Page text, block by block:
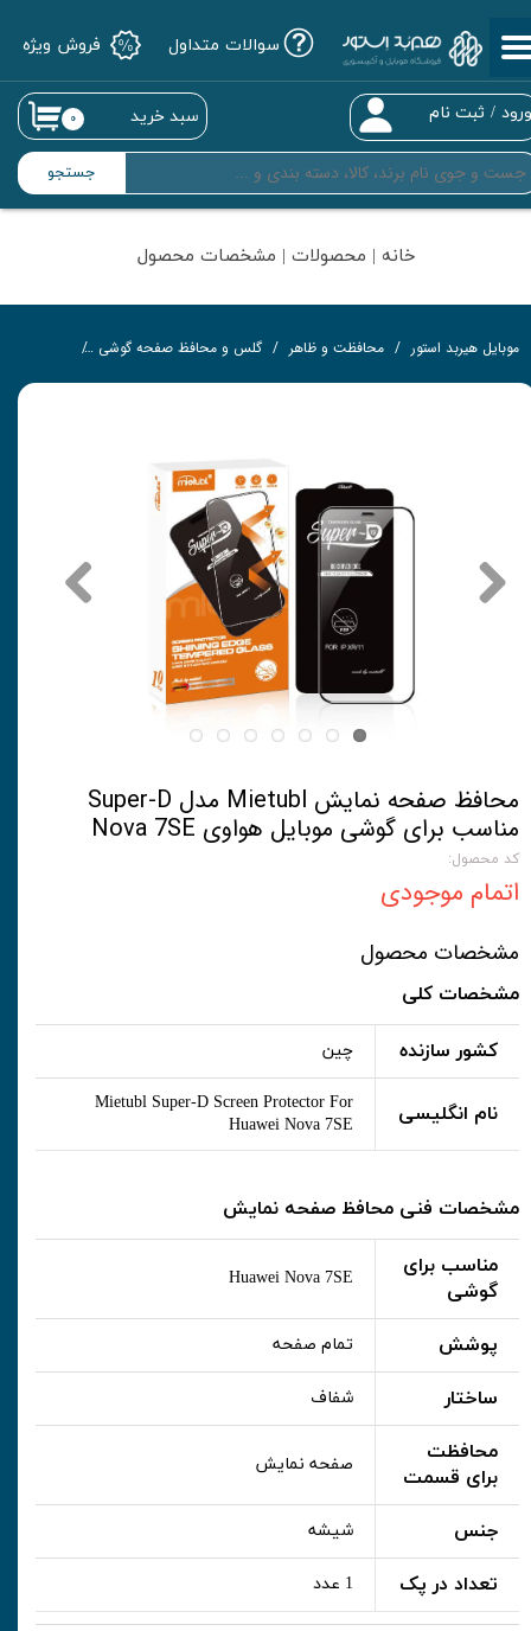
جستجو
/ ثبت نام
حساب کاربری من
تغییر گذر واژه
سفارشات
خروج از حساب کاربری
۰ سبد خرید
سوالات متداول فروش ویژه
خانه | محصولات | مشخصات محصول
موبایل هیربد استور محافظت و ظاهر گلس و محافظ صفحه گوشی
محافظ صفحه نمایش Mietubl مدل Super-D
مناسب برای گوشی موبایل هواوی Nova 7SE
کد محصول:
اتمام موجودی
مشخصات محصول
مشخصات کلی
کشور سازنده چین
نام انگلیسی
Mietubl Super-D Screen Protector For
Huawei Nova 7SE
مشخصات فنی محافظ صفحه نمایش
مناسب برای
گوشی
Huawei Nova 7SE
پوشش تمام صفحه
ساختار شفاف
محافظت
برای قسمت
صفحه نمایش
جنس شیشه
تعداد در پک 1 عدد